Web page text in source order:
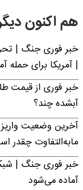
هم اکنون
خبر فوری جنگ |
| آمریکا برای حمله
آبشده چند؟
آخرین وضعیت
مابه‌التفاوت چقدر
آماده می‌شود